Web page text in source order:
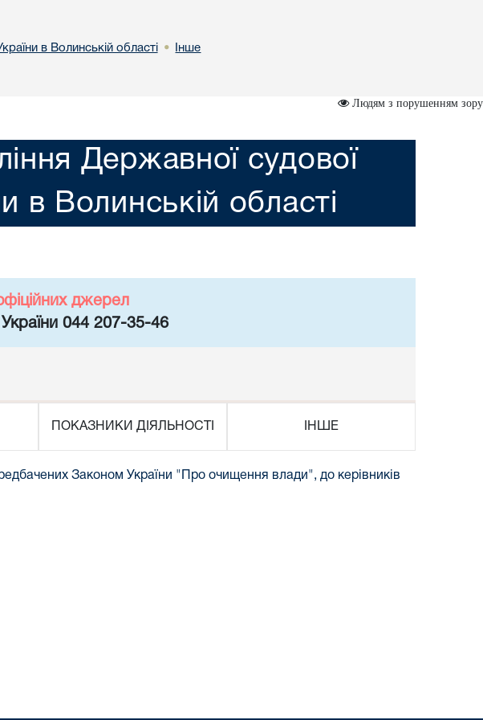
в Волинській областi • Інше
Людям з порушенням зору
Державної судової
в Волинській областi
джерел
044 207-35-46
ПОКАЗНИКИ ДІЯЛЬНОСТІ ІНШЕ
Законом України "Про очищення влади", до керівників